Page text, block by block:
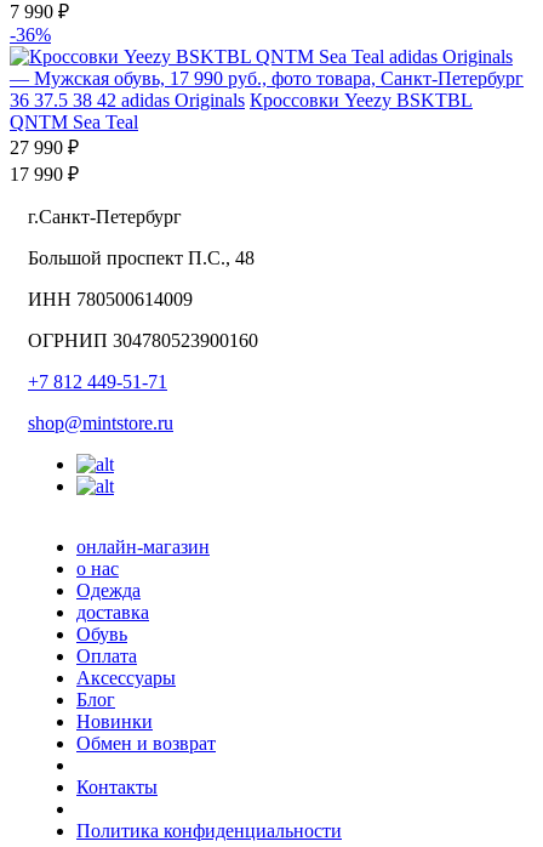
7 990 ₽
-36%
36 37.5 38 42 adidas Originals Кроссовки Yeezy BSKTBL
QNTM Sea Teal
27 990 ₽
17 990 ₽
г.Санкт-Петербург
Большой проспект П.С., 48
ИНН 780500614009
ОГРНИП 304780523900160
+7 812 449-51-71
shop@mintstore.ru
онлайн-магазин
о нас
Одежда
доставка
Обувь
Оплата
Аксессуары
Блог
Новинки
Обмен и возврат
Контакты
Политика конфиденциальности